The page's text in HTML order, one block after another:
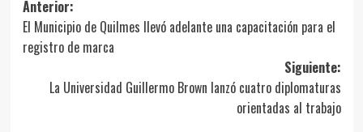
Navegación
de
entradas
Anterior:
El Municipio de Quilmes llevó adelante una capacitación para el
registro de marca
Siguiente:
La Universidad Guillermo Brown lanzó cuatro diplomaturas
orientadas al trabajo